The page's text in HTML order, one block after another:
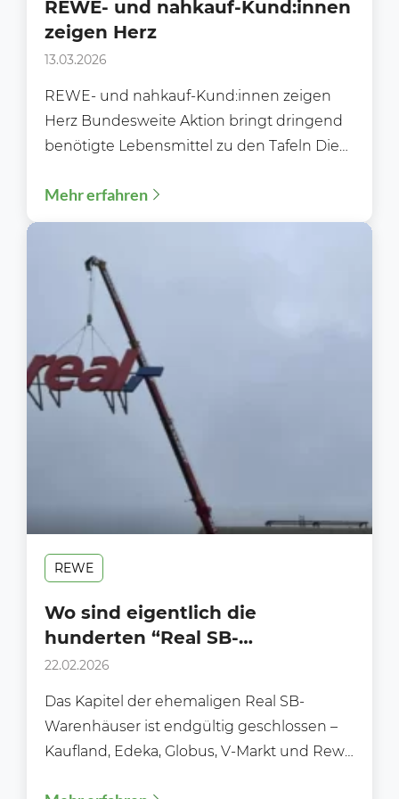
REWE- und nahkauf-Kund:innen
zeigen Herz
13.03.2026
REWE- und nahkauf-Kund:innen zeigen
Herz Bundesweite Aktion bringt dringend
benötigte Lebensmittel zu den Tafeln Die
Tafeltütenaktion 2026 endet mit...
Mehr erfahren
REWE
Wo sind eigentlich die
hunderten “Real SB-
Warenhäuser” alle hin?
22.02.2026
Das Kapitel der ehemaligen Real SB-
Warenhäuser ist endgültig geschlossen –
Kaufland, Edeka, Globus, V-Markt und Rewe